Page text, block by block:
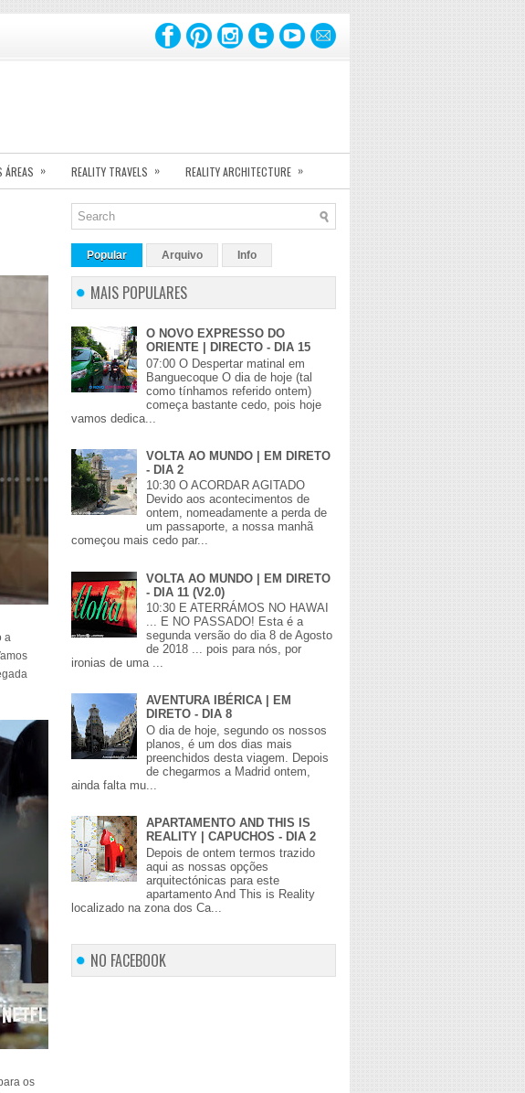
ÁREAS » REALITY TRAVELS » REALITY ARCHITECTURE »
a
os
Popular Arquivo Info
MAIS POPULARES
O NOVO EXPRESSO DO
ORIENTE | DIRECTO - DIA 15
07:00 O Despertar matinal em
Banguecoque O dia de hoje (tal
como tínhamos referido ontem)
começa bastante cedo, pois hoje
vamos dedica...
VOLTA AO MUNDO | EM DIRETO
- DIA 2
10:30 O ACORDAR AGITADO
Devido aos acontecimentos de
ontem, nomeadamente a perda de
um passaporte, a nossa manhã
começou mais cedo par...
VOLTA AO MUNDO | EM DIRETO
- DIA 11 (V2.0)
10:30 E ATERRÁMOS NO HAWAI
... E NO PASSADO! Esta é a
segunda versão do dia 8 de Agosto
de 2018 ... pois para nós, por
ironias de uma ...
AVENTURA IBÉRICA | EM
DIRETO - DIA 8
O dia de hoje, segundo os nossos
planos, é um dos dias mais
preenchidos desta viagem. Depois
de chegarmos a Madrid ontem,
ainda falta mu...
APARTAMENTO AND THIS IS
REALITY | CAPUCHOS - DIA 2
Depois de ontem termos trazido
aqui as nossas opções
arquitectónicas para este
apartamento And This is Reality
localizado na zona dos Ca...
NO FACEBOOK